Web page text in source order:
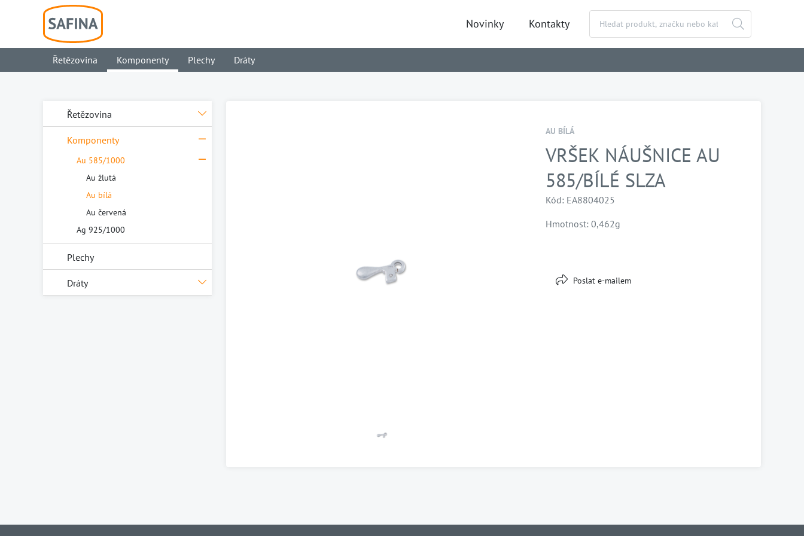
Novinky Kontakty
AU BÍLÁ
VRŠEK NÁUŠNICE AU
585/BÍLÉ SLZA
Kód: EA8804025
Hmotnost: 0,462g
Poslat e-mailem
Řetězovina
Komponenty
Au 585/1000
Au žlutá
Au bílá
Au červená
Ag 925/1000
Plechy
Dráty
Řetězovina Komponenty Plechy Dráty